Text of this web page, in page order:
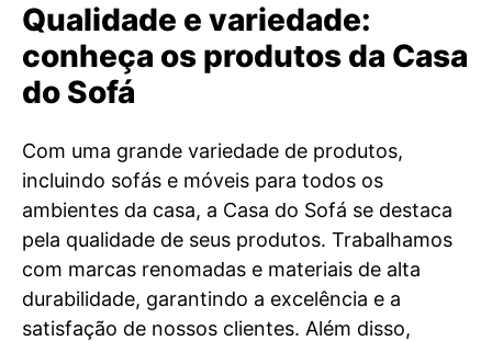
Qualidade e variedade:
conheça os produtos da Casa
do Sofá
Com uma grande variedade de produtos,
incluindo sofás e móveis para todos os
ambientes da casa, a Casa do Sofá se destaca
pela qualidade de seus produtos. Trabalhamos
com marcas renomadas e materiais de alta
durabilidade, garantindo a excelência e a
satisfação de nossos clientes. Além disso,